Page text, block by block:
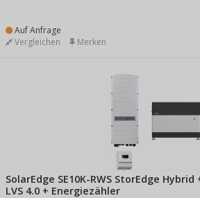
Auf Anfrage
Vergleichen Merken
SolarEdge SE10K-RWS StorEdge Hybrid
LVS 4.0 + Energiezähler